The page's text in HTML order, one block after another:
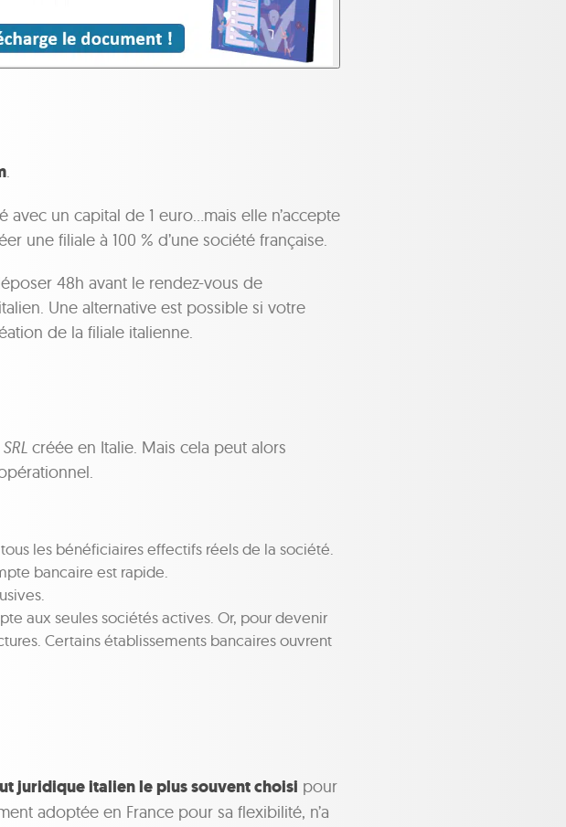
.
un capital de 1 euro…mais elle n’accepte
une filiale à 100 % d’une société française.
48h avant le rendez-vous de
Une alternative est possible si votre
de la filiale italienne.
SRL créée en Italie. Mais cela peut alors
les bénéficiaires effectifs réels de la société.
bancaire est rapide.
aux seules sociétés actives. Or, pour devenir
Certains établissements bancaires ouvrent
juridique italien le plus souvent choisi pour
adoptée en France pour sa flexibilité, n’a